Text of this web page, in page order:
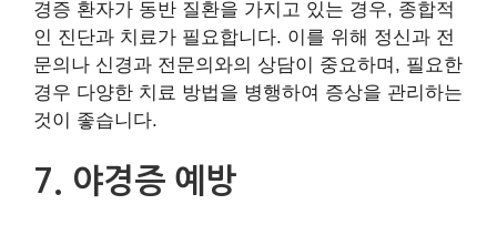
경증 환자가 동반 질환을 가지고 있는 경우, 종합적
인 진단과 치료가 필요합니다. 이를 위해 정신과 전
문의나 신경과 전문의와의 상담이 중요하며, 필요한
경우 다양한 치료 방법을 병행하여 증상을 관리하는
것이 좋습니다.
7. 야경증 예방